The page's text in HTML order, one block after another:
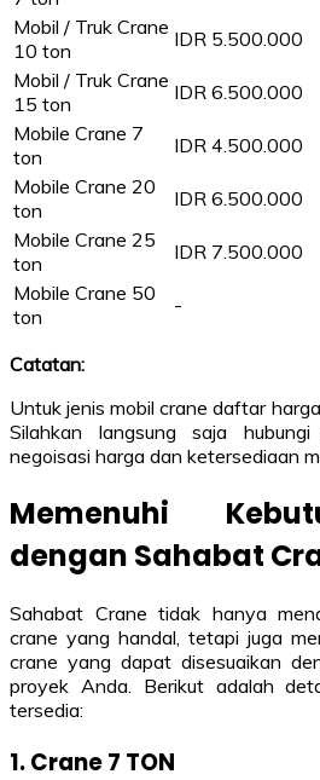
Mobil / Truk Crane
10 ton
IDR 5.500.000
Mobil / Truk Crane
15 ton
IDR 6.500.000
Mobile Crane 7
ton
IDR 4.500.000
Mobile Crane 20
ton
IDR 6.500.000
Mobile Crane 25
ton
IDR 7.500.000
Mobile Crane 50
ton
-
Catatan:
Untuk jenis mobil crane daftar
Silahkan langsung saja
negoisasi harga dan ketersediaan
Memenuhi
dengan Sahabat
Sahabat Crane tidak hanya
crane yang handal, tetapi juga
crane yang dapat disesuaikan
proyek Anda. Berikut adalah
tersedia:
1. Crane 7 TON